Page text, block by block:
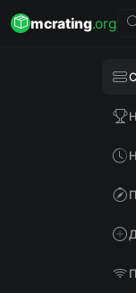
mcrating.org